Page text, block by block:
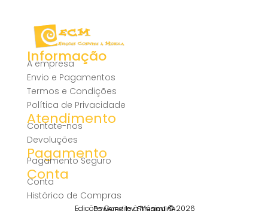
Informação
A empresa
Envio e Pagamentos
Termos e Condições
Política de Privacidade
Atendimento
Contate-nos
Devoluções
Pagamento
Pagamento Seguro
Conta
Conta
Histórico de Compras
Edições Convite à Música © 2026
Powered by Streamline